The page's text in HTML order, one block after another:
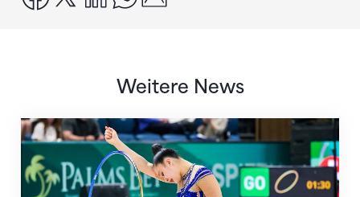
Weitere News
Nächster Halt: Weltmeisterschaft